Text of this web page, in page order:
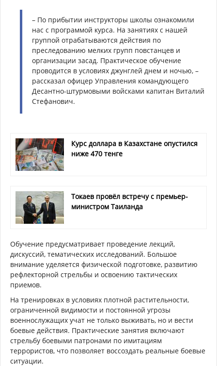
– По прибытии инструкторы школы ознакомили
нас с программой курса. На занятиях с нашей
группой отрабатываются действия по
преследованию мелких групп повстанцев и
организации засад. Практическое обучение
проводится в условиях джунглей днем и ночью, –
рассказал офицер Управления командующего
Десантно-штурмовыми войсками капитан Виталий
Стефанович.
Курс доллара в Казахстане опустился
ниже 470 тенге
Токаев провёл встречу с премьер-
министром Таиланда
Обучение предусматривает проведение лекций,
дискуссий, тематических исследований. Большое
внимание уделяется физической подготовке, развитию
рефлекторной стрельбы и освоению тактических
приемов.
На тренировках в условиях плотной растительности,
ограниченной видимости и постоянной угрозы
военнослужащих учат не только выживать, но и вести
боевые действия. Практические занятия включают
стрельбу боевыми патронами по имитациям
террористов, что позволяет воссоздать реальные боевые
ситуации.